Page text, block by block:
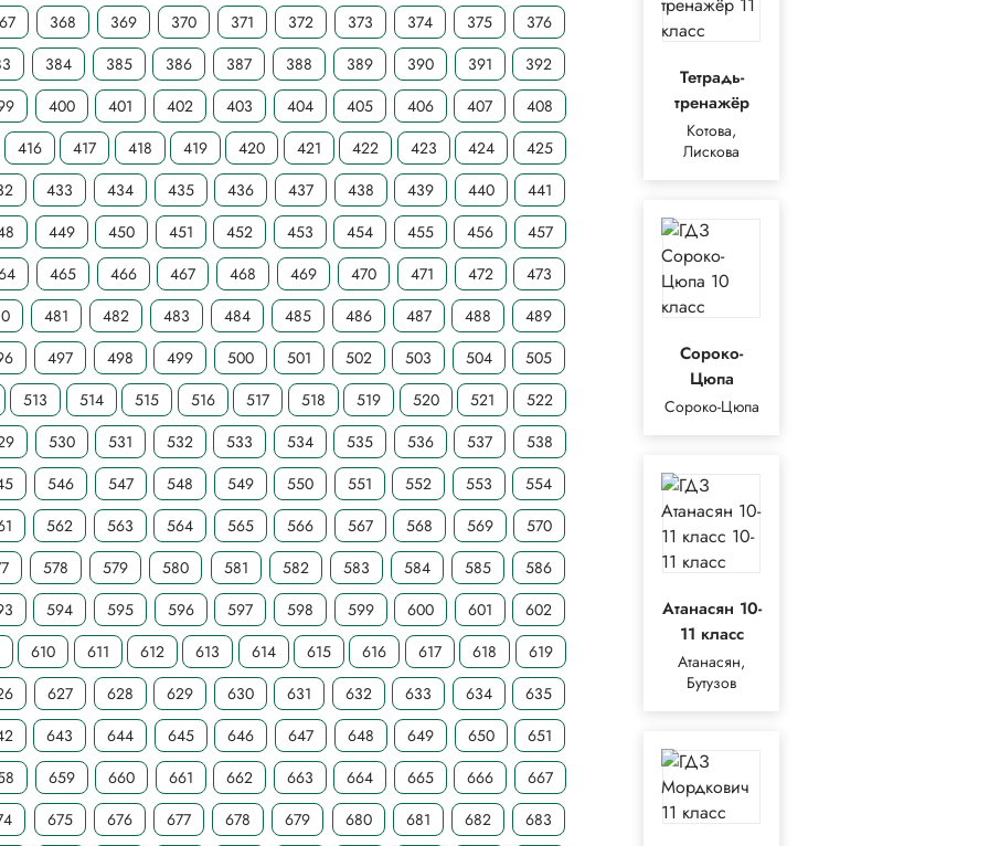
368 369 370 371 372 373 374 375
376
384 385 386 387 388 389 390 391
392
400 401 402 403 404 405 406 407
408
416
417 418 419 420 421 422 423 424
425
433 434 435 436 437 438 439 440
441
449 450 451 452 453 454 455 456
457
465 466 467 468 469 470 471 472
473
481 482 483 484 485 486 487 488
489
497 498 499 500 501 502 503 504
505
513
514 515 516 517 518 519 520 521
522
530 531 532 533 534 535 536 537
538
546 547 548 549 550 551 552 553
554
562 563 564 565 566 567 568 569
570
578 579 580 581 582 583 584 585
586
594 595 596 597 598 599 600 601
602
610 611 612 613 614 615 616 617 618
619
627 628 629 630 631 632 633 634
635
643 644 645 646 647 648 649 650
651
659 660 661 662 663 664 665 666
667
675 676 677 678 679 680 681 682
683
Тетрадь-
тренажёр
Котова,
Лискова
Сороко-
Цюпа
Сороко-Цюпа
Атанасян 10-
11 класс
Атанасян,
Бутузов